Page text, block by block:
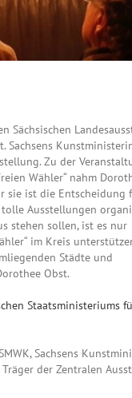
Sächsischen
Zu der
Wähler“ nahm
sie ist die Entscheidung
Ausstellungen
stehen sollen, ist es nur
im Kreis
Städte und
Obst.
Staatsministeriums
Sachsens
der Zentralen